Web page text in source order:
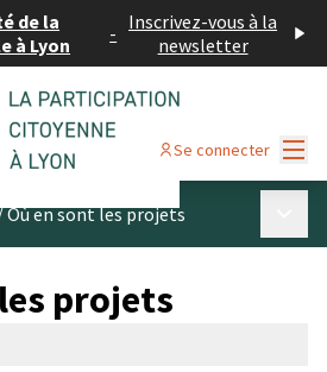
de la
à Lyon
- Inscrivez-vous à la
newsletter
Se connecter
Où en sont les projets
projets